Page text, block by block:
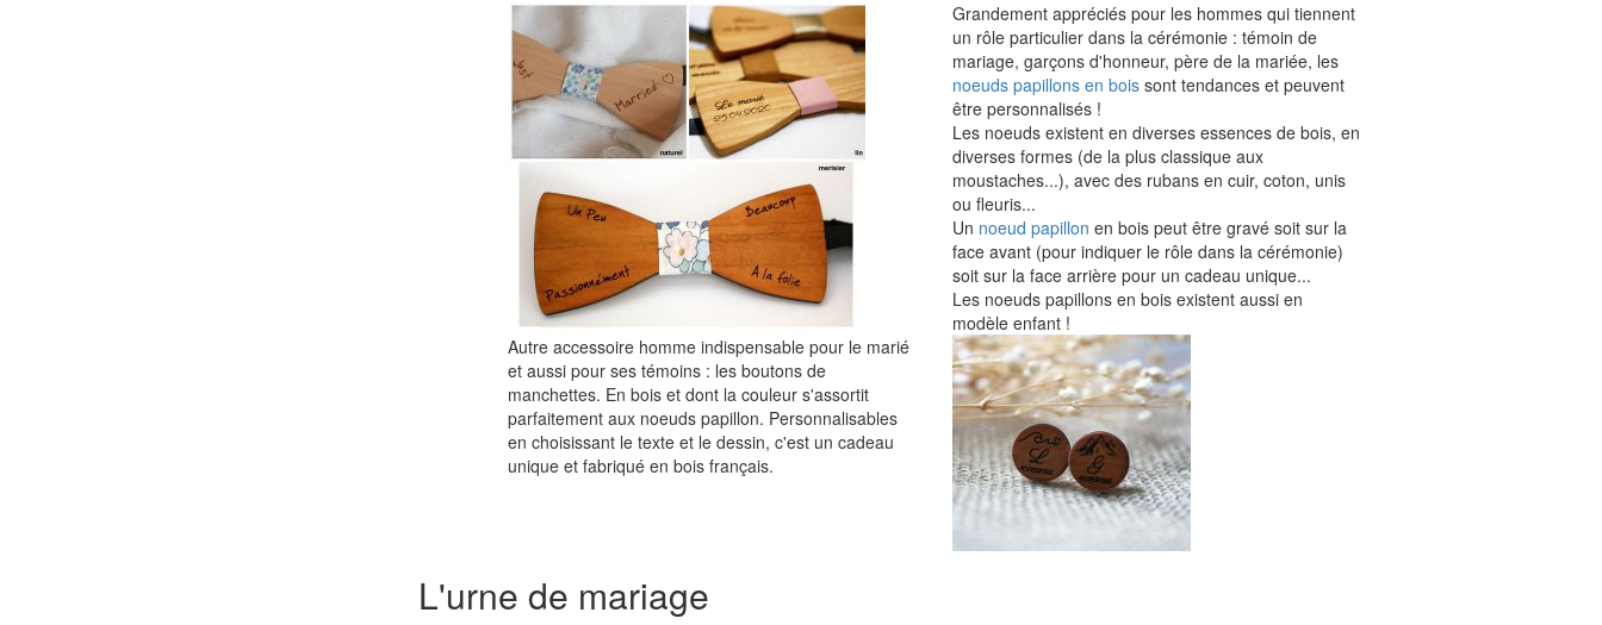
Grandement appréciés pour les hommes qui tiennent
un rôle particulier dans la cérémonie : témoin de
mariage, garçons d'honneur, père de la mariée, les
noeuds papillons en boissont tendances et peuvent
être personnalisés !
Les noeuds existent en diverses essences de bois, en
diverses formes (de la plus classique aux
moustaches...), avec des rubans en cuir, coton, unis
ou fleuris...
Un noeud papillon en bois peut être gravé soit sur la
face avant (pour indiquer le rôle dans la cérémonie)
soit sur la face arrière pour un cadeau unique...
Les noeuds papillons en bois existent aussi en
modèle enfant !
Autre accessoire homme indispensable pour le marié
et aussi pour ses témoins : les boutons de
manchettes. En bois et dont la couleur s'assortit
parfaitement aux noeuds papillon. Personnalisables
en choisissant le texte et le dessin, c'est un cadeau
unique et fabriqué en bois français.
L'urne de mariage